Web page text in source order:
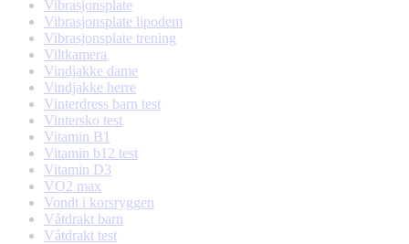
Vibrasjonsplate
Vibrasjonsplate lipodem
Vibrasjonsplate trening
Viltkamera
Vindjakke dame
Vindjakke herre
Vinterdress barn test
Vintersko test
Vitamin B1
Vitamin b12 test
Vitamin D3
VO2 max
Vondt i korsryggen
Våtdrakt barn
Våtdrakt test